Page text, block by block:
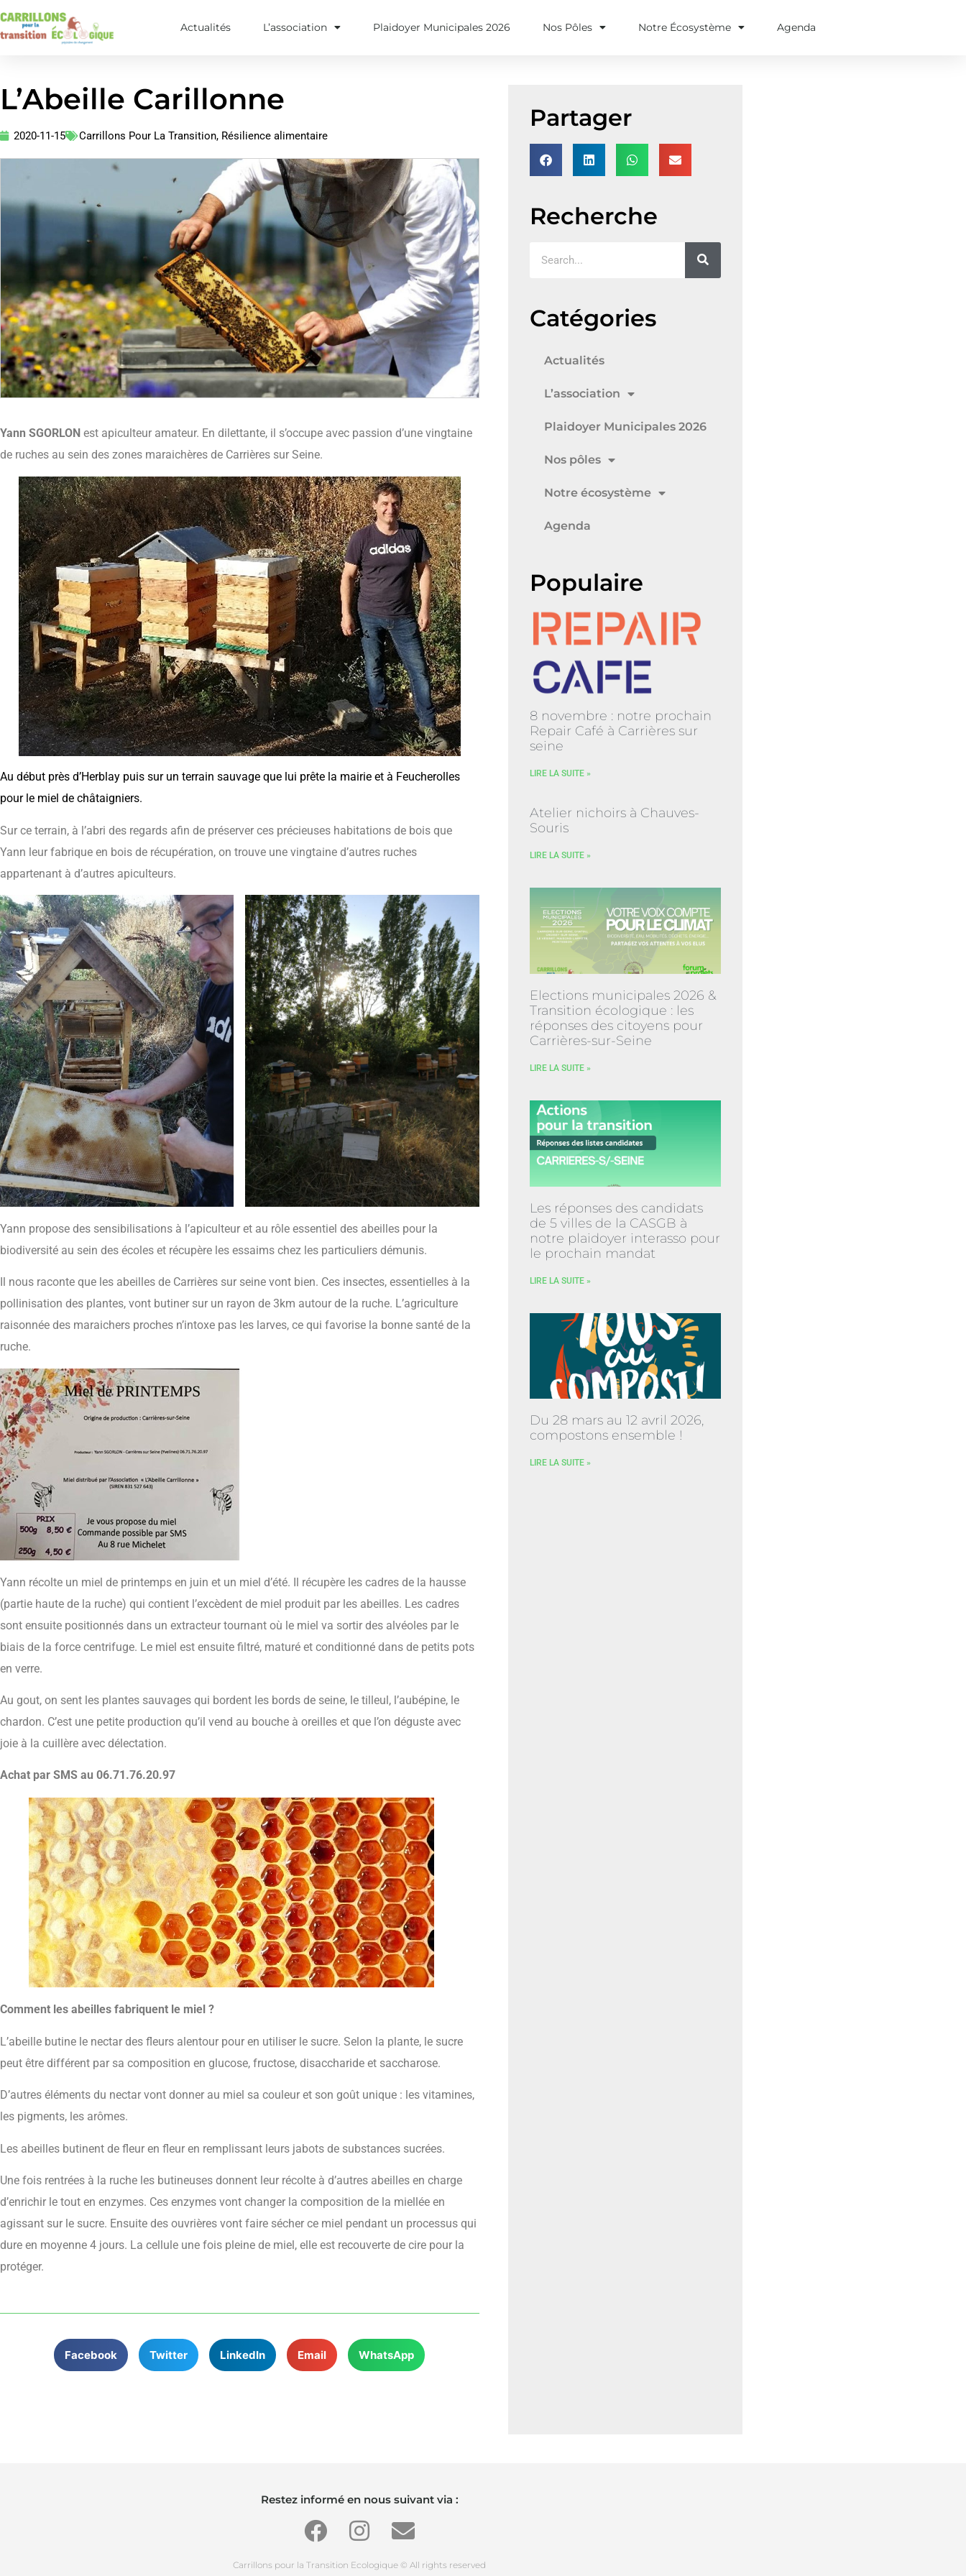
Actualités L’association Plaidoyer Municipales 2026 Nos Pôles Notre Écosystème Agenda
L’Abeille Carillonne
2020-11-15 Carrillons Pour La Transition, Résilience alimentaire
Yann SGORLON est apiculteur amateur. En dilettante, il s’occupe avec passion d’une vingtaine
de ruches au sein des zones maraichères de Carrières sur Seine.
Au début près d’Herblay puis sur un terrain sauvage que lui prête la mairie et à Feucherolles
pour le miel de châtaigniers.
Sur ce terrain, à l’abri des regards afin de préserver ces précieuses habitations de bois que
Yann leur fabrique en bois de récupération, on trouve une vingtaine d’autres ruches
appartenant à d’autres apiculteurs.
Yann propose des sensibilisations à l’apiculteur et au rôle essentiel des abeilles pour la
biodiversité au sein des écoles et récupère les essaims chez les particuliers démunis.
Il nous raconte que les abeilles de Carrières sur seine vont bien. Ces insectes, essentielles à la
pollinisation des plantes, vont butiner sur un rayon de 3km autour de la ruche. L’agriculture
raisonnée des maraichers proches n’intoxe pas les larves, ce qui favorise la bonne santé de la
ruche.
Yann récolte un miel de printemps en juin et un miel d’été. Il récupère les cadres de la hausse
(partie haute de la ruche) qui contient l’excèdent de miel produit par les abeilles. Les cadres
sont ensuite positionnés dans un extracteur tournant où le miel va sortir des alvéoles par le
biais de la force centrifuge. Le miel est ensuite filtré, maturé et conditionné dans de petits pots
en verre.
Au gout, on sent les plantes sauvages qui bordent les bords de seine, le tilleul, l’aubépine, le
chardon. C’est une petite production qu’il vend au bouche à oreilles et que l’on déguste avec
joie à la cuillère avec délectation.
Achat par SMS au 06.71.76.20.97
Comment les abeilles fabriquent le miel ?
L’abeille butine le nectar des fleurs alentour pour en utiliser le sucre. Selon la plante, le sucre
peut être différent par sa composition en glucose, fructose, disaccharide et saccharose.
D’autres éléments du nectar vont donner au miel sa couleur et son goût unique : les vitamines,
les pigments, les arômes.
Les abeilles butinent de fleur en fleur en remplissant leurs jabots de substances sucrées.
Une fois rentrées à la ruche les butineuses donnent leur récolte à d’autres abeilles en charge
d’enrichir le tout en enzymes. Ces enzymes vont changer la composition de la miellée en
agissant sur le sucre. Ensuite des ouvrières vont faire sécher ce miel pendant un processus qui
dure en moyenne 4 jours. La cellule une fois pleine de miel, elle est recouverte de cire pour la
protéger.
Facebook Twitter LinkedIn Email WhatsApp
Partager
Recherche
Catégories
Actualités
L’association
Plaidoyer Municipales 2026
Nos pôles
Notre écosystème
Agenda
Populaire
8 novembre : notre prochain
Repair Café à Carrières sur
seine
LIRE LA SUITE »
Atelier nichoirs à Chauves-
Souris
LIRE LA SUITE »
Elections municipales 2026 &
Transition écologique : les
réponses des citoyens pour
Carrières-sur-Seine
LIRE LA SUITE »
Les réponses des candidats
de 5 villes de la CASGB à
notre plaidoyer interasso pour
le prochain mandat
LIRE LA SUITE »
Du 28 mars au 12 avril 2026,
compostons ensemble !
LIRE LA SUITE »
Restez informé en nous suivant via :
Carrillons pour la Transition Ecologique © All rights reserved